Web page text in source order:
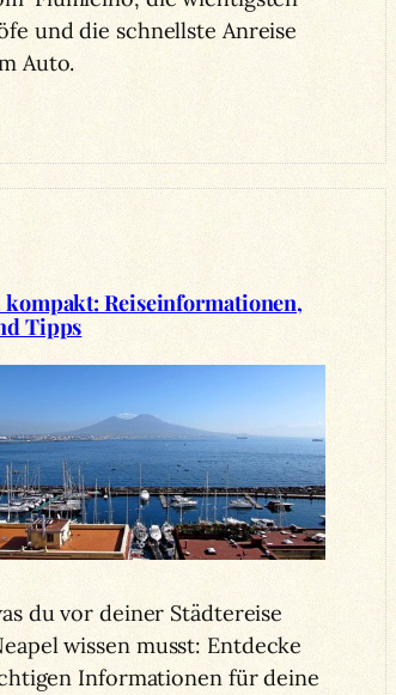
und die schnellste Anreise
Auto.
kompakt: Reiseinformationen,
Tipps
du vor deiner Städtereise
wissen musst: Entdecke
Informationen für deine